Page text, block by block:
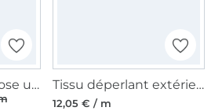
Tissu voile de viscose uni, jaune Tissu déperlant extérieur polyester uni, jaune miel
12,05 € / m